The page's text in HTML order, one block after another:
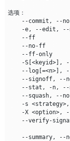
--
-e,
    -S
[ <keyid>] ,
    --log
[=<n>] ,
--
--
--
-s
-X <option>,
--verify-
--